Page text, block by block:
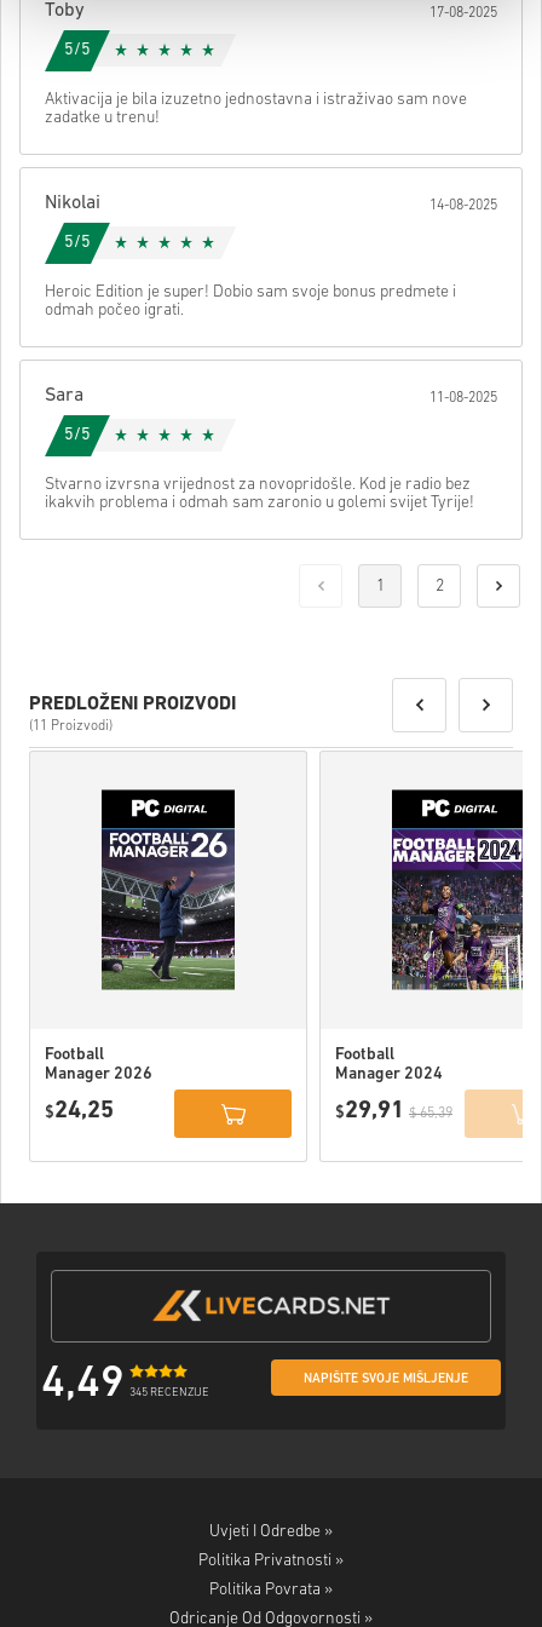
svom kodu.
Toby 17-08-2025
5/5
Aktivacija je bila izuzetno jednostavna i istraživao sam nove
zadatke u trenu!
Nikolai 14-08-2025
5/5
Heroic Edition je super! Dobio sam svoje bonus predmete i
odmah počeo igrati.
Sara 11-08-2025
5/5
Stvarno izvrsna vrijednost za novopridošle. Kod je radio bez
ikakvih problema i odmah sam zaronio u golemi svijet Tyrije!
1 2
PREDLOŽENI PROIZVODI
(11 Proizvodi)
Football
Manager 2026
Website) EU
$24,25
Football
Manager 2024
Website) EU
$29,91 $ 65,39
4,49 345 RECENZIJE
NAPIŠITE SVOJE MIŠLJENJE
Uvjeti I Odredbe »
Politika Privatnosti »
Politika Povrata »
Odricanje Od Odgovornosti »